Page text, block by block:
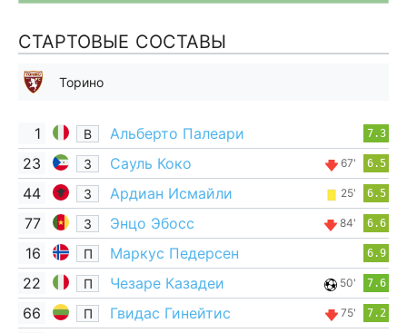
СТАРТОВЫЕ СОСТАВЫ
Торино
1 В Альберто Палеари 7.3
23 З Сауль Коко 67' 6.5
44 З Ардиан Исмайли 25' 6.5
77 З Энцо Эбосс 84' 6.6
16 П Маркус Педерсен 6.9
22 П Чезаре Казадеи 50' 7.6
66 П Гвидас Гинейтис 75' 7.2